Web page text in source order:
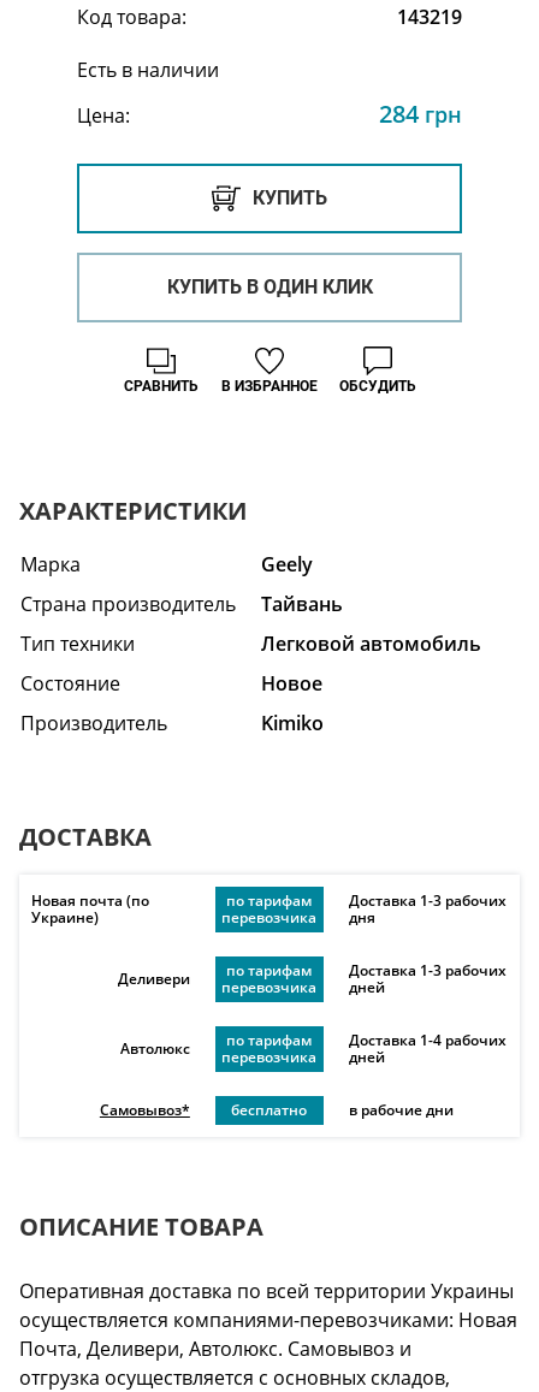
Код товара:
143219
Есть в наличии
Цена:
284 грн
КУПИТЬ
КУПИТЬ В ОДИН КЛИК
В ИЗБРАННОЕ
СРАВНИТЬ ОБСУДИТЬ
ХАРАКТЕРИСТИКИ
Марка
Geely
Страна производитель
Тайвань
Тип техники
Легковой автомобиль
Состояние
Hовое
Производитель
Kimiko
ДОСТАВКА
Новая почта (по
Украине)
по тарифам
перевозчика
Доставка 1-3 рабочих
дня
Деливери
по тарифам
перевозчика
Доставка 1-3 рабочих
дней
Автолюкс
по тарифам
перевозчика
Доставка 1-4 рабочих
дней
Самовывоз* бесплатно в рабочие дни
ОПИСАНИЕ ТОВАРА
Оперативная доставка по всей территории Украины
осуществляется компаниями-перевозчиками: Новая
Почта, Деливери, Автолюкс. Самовывоз и
отгрузка осуществляется с основных складов,